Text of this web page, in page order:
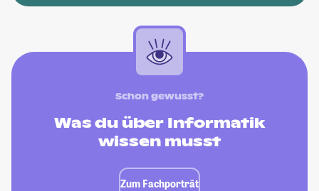
Schon gewusst?
Was du über Informatik
wissen musst
Zum Fachporträt